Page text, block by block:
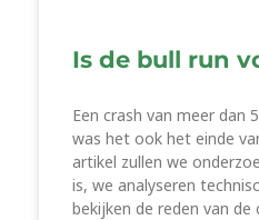
Is de bull run
Een crash van meer dan
was het ook het einde
artikel zullen we
is, we analyseren
bekijken de reden van de